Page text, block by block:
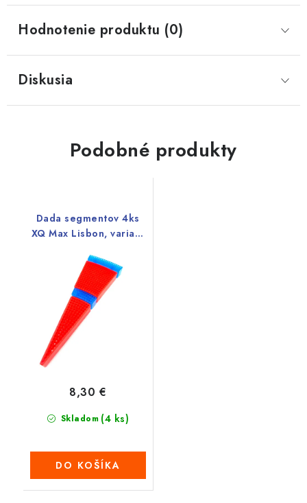
Hodnotenie produktu (0)
Diskusia
Podobné produkty
Dada segmentov 4ks
XQ Max Lisbon, variant
Skladom (4 ks)
8,30 €
DO KOŠÍKA